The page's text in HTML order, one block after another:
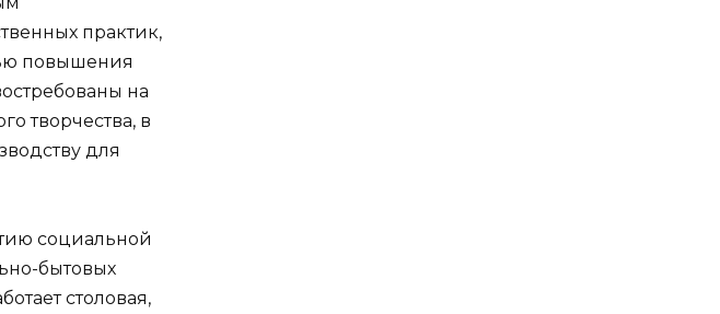
практик,
повышения
на
творчества, в
для
социальной
бытовых
столовая,